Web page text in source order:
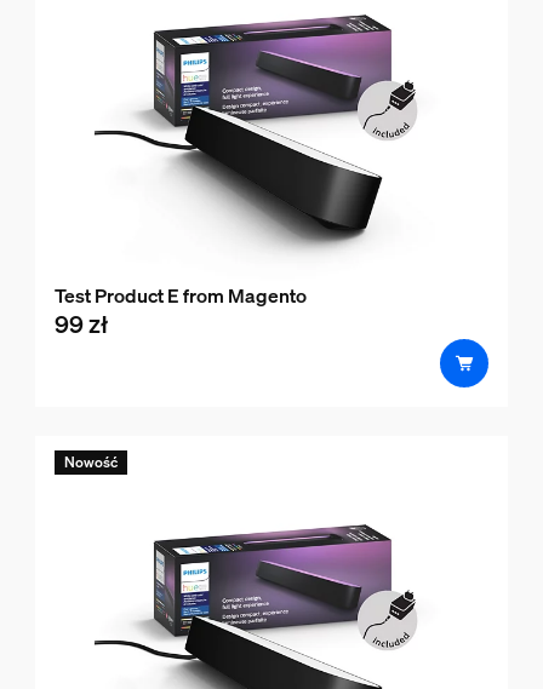
Test Product E from Magento
product.with.99 zł
99 zł
Nowość